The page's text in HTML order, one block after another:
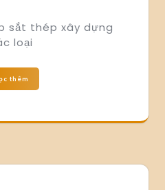
sắt thép xây dựng
loại
thêm